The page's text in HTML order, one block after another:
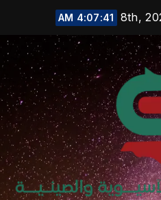
4:07:42 AM